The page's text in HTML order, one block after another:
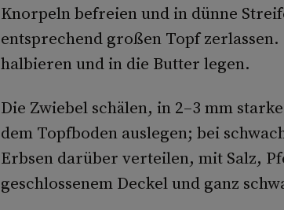
Knorpeln befreien und in dünne
entsprechend großen Topf
halbieren und in die Butter legen.
Die Zwiebel schälen, in 2–3 mm
dem Topfboden auslegen; bei
Erbsen darüber verteilen, mit Salz,
geschlossenem Deckel und ganz